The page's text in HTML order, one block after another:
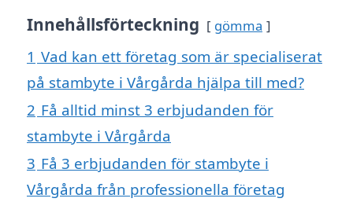
Innehållsförteckning gömma
1 Vad kan ett företag som är specialiserat
på stambyte i Vårgårda hjälpa till med?
2 Få alltid minst 3 erbjudanden för
stambyte i Vårgårda
3 Få 3 erbjudanden för stambyte i
Vårgårda från professionella företag